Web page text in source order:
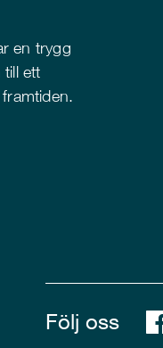
en trygg
ett
Följ oss